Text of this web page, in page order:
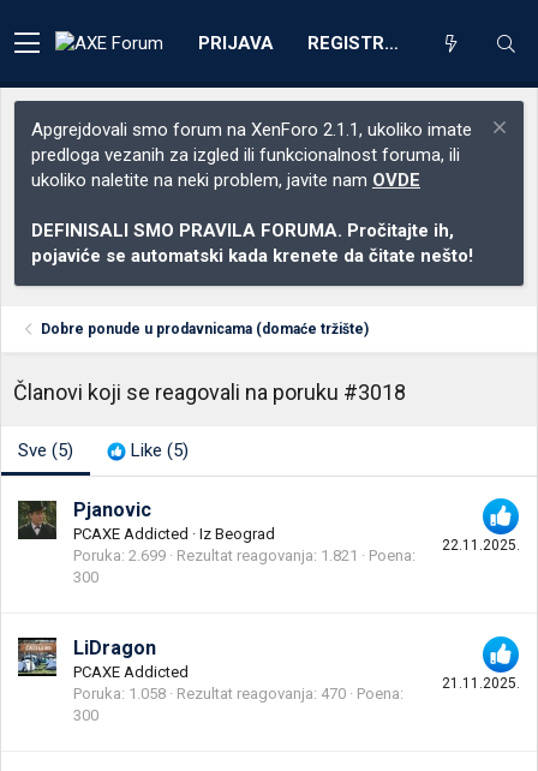
PRIJAVA REGISTRACIJA
Apgrejdovali smo forum na XenForo 2.1.1, ukoliko imate
predloga vezanih za izgled ili funkcionalnost foruma, ili
ukoliko naletite na neki problem, javite nam OVDE
DEFINISALI SMO PRAVILA FORUMA. Pročitajte ih,
pojaviće se automatski kada krenete da čitate nešto!
Dobre ponude u prodavnicama (domaće tržište)
Članovi koji se reagovali na poruku #3018
Sve (5) Like (5)
22.11.2025.
Pjanovic
PCAXE Addicted · Iz Beograd
Poruka 2.699 Rezultat reagovanja 1.821
Poena
300
21.11.2025.
LiDragon
PCAXE Addicted
Poruka 1.058 Rezultat reagovanja 470
Poena
300